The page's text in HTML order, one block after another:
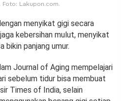
Foto: Lakupon.com.
menyikat gigi secara
kebersihan mulut, menyikat
panjang umur.
Journal of Aging mempelajari
sebelum tidur bisa membuat
Times of India, selain